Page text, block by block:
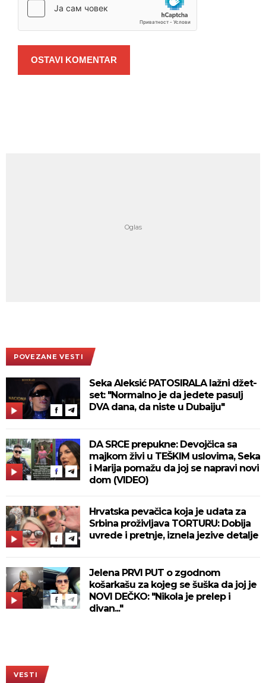
OSTAVI KOMENTAR
POVEZANE VESTI
Seka Aleksić PATOSIRALA lažni džet-
set: "Normalno je da jedete pasulj
DVA dana, da niste u Dubaiju"
DA SRCE prepukne: Devojčica sa
majkom živi u TEŠKIM uslovima, Seka
i Marija pomažu da joj se napravi novi
dom (VIDEO)
Hrvatska pevačica koja je udata za
Srbina proživljava TORTURU: Dobija
uvrede i pretnje, iznela jezive detalje
Jelena PRVI PUT o zgodnom
košarkašu za kojeg se šuška da joj je
NOVI DEČKO: "Nikola je prelep i
divan..."
VESTI